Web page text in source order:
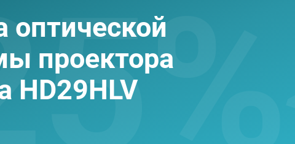
оптической
проектора
HD29HLV